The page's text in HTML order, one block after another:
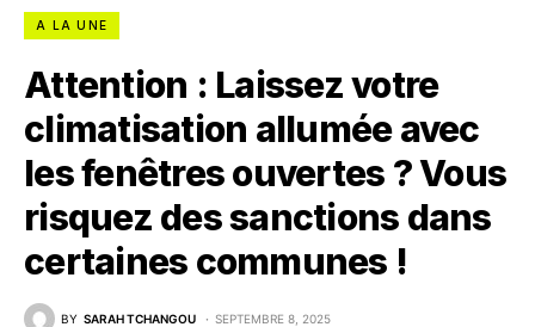
A LA UNE
Attention : Laissez votre
climatisation allumée avec
les fenêtres ouvertes ? Vous
risquez des sanctions dans
certaines communes !
BY SARAH TCHANGOU SEPTEMBRE 8, 2025